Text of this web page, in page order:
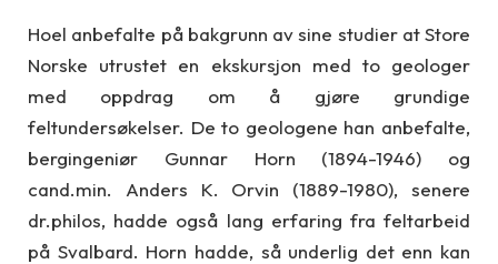
Hoel anbefalte på bakgrunn av sine studier at Store
Norske utrustet en ekskursjon med to geologer
med oppdrag om å gjøre grundige
feltundersøkelser. De to geologene han anbefalte,
bergingeniør Gunnar Horn (1894-1946) og
cand.min. Anders K. Orvin (1889-1980), senere
dr.philos, hadde også lang erfaring fra feltarbeid
på Svalbard. Horn hadde, så underlig det enn kan